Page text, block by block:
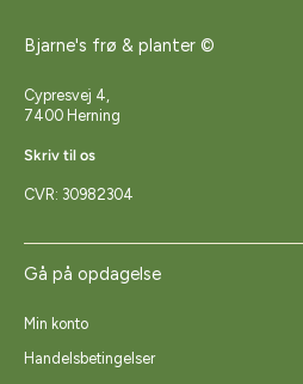
Bjarne's frø & planter ©
Cypresvej 4,
7400 Herning
Skriv til os
CVR: 30982304
Gå på opdagelse
Min konto
Handelsbetingelser